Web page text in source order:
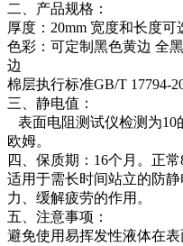
二、产品规格：
厚度：20mm 宽度和长度可
色彩：可定制黑色黄边 全
边
棉层执行标准GB/T 17794-
三、静电值：
表面电阻测试仪检测为10
欧姆。
四、保质期：16个月。正
适用于需长时间站立的防
力、缓解疲劳的作用。
五、注意事项：
避免使用易挥发性液体在表